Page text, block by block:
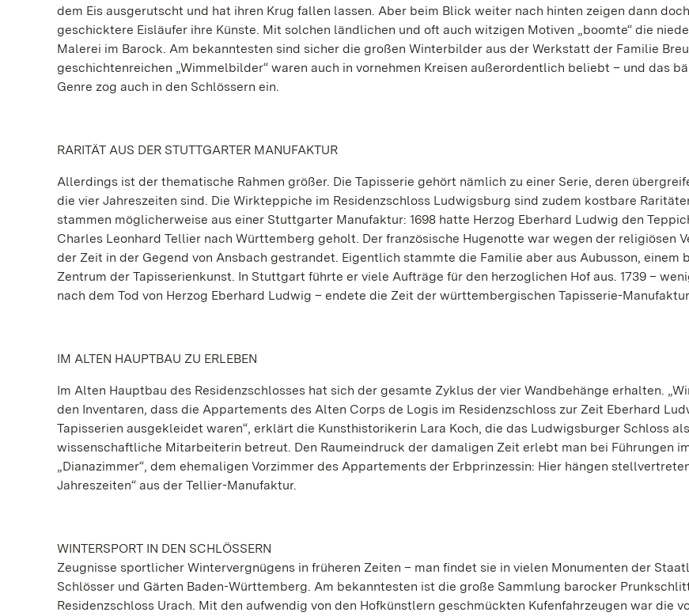
dem Eis ausgerutscht und hat ihren Krug fallen lassen. Aber beim Blick weiter nach hinten zeigen dann
geschicktere Eisläufer ihre Künste. Mit solchen ländlichen und oft auch witzigen Motiven „boomte“ die
Malerei im Barock. Am bekanntesten sind sicher die großen Winterbilder aus der Werkstatt der Familie
geschichtenreichen „Wimmelbilder“ waren auch in vornehmen Kreisen außerordentlich beliebt – und das
Genre zog auch in den Schlössern ein.
RARITÄT AUS DER STUTTGARTER MANUFAKTUR
Allerdings ist der thematische Rahmen größer. Die Tapisserie gehört nämlich zu einer Serie, deren
die vier Jahreszeiten sind. Die Wirkteppiche im Residenzschloss Ludwigsburg sind zudem kostbare
stammen möglicherweise aus einer Stuttgarter Manufaktur: 1698 hatte Herzog Eberhard Ludwig den
Charles Leonhard Tellier nach Württemberg geholt. Der französische Hugenotte war wegen der religiösen
der Zeit in der Gegend von Ansbach gestrandet. Eigentlich stammte die Familie aber aus Aubusson, einem
Zentrum der Tapisserienkunst. In Stuttgart führte er viele Aufträge für den herzoglichen Hof aus. 1739 –
nach dem Tod von Herzog Eberhard Ludwig – endete die Zeit der württembergischen Tapisserie-
IM ALTEN HAUPTBAU ZU ERLEBEN
Im Alten Hauptbau des Residenzschlosses hat sich der gesamte Zyklus der vier Wandbehänge erhalten.
den Inventaren, dass die Appartements des Alten Corps de Logis im Residenzschloss zur Zeit Eberhard
Tapisserien ausgekleidet waren“, erklärt die Kunsthistorikerin Lara Koch, die das Ludwigsburger Schloss als
wissenschaftliche Mitarbeiterin betreut. Den Raumeindruck der damaligen Zeit erlebt man bei Führungen
„Dianazimmer“, dem ehemaligen Vorzimmer des Appartements der Erbprinzessin: Hier hängen
Jahreszeiten“ aus der Tellier-Manufaktur.
WINTERSPORT IN DEN SCHLÖSSERN
Zeugnisse sportlicher Wintervergnügens in früheren Zeiten – man findet sie in vielen Monumenten der
Schlösser und Gärten Baden-Württemberg. Am bekanntesten ist die große Sammlung barocker
Residenzschloss Urach. Mit den aufwendig von den Hofkünstlern geschmückten Kufenfahrzeugen war die